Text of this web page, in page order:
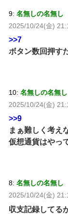
9: 名無しの名無し
2025/10/24(金)
>>7
ボタン数回押す
10: 名無しの名無し
2025/10/24(金)
>>9
まぁ難しく考え
仮想通貨はやっ
8: 名無しの名無し
2025/10/24(金)
収支記録してる